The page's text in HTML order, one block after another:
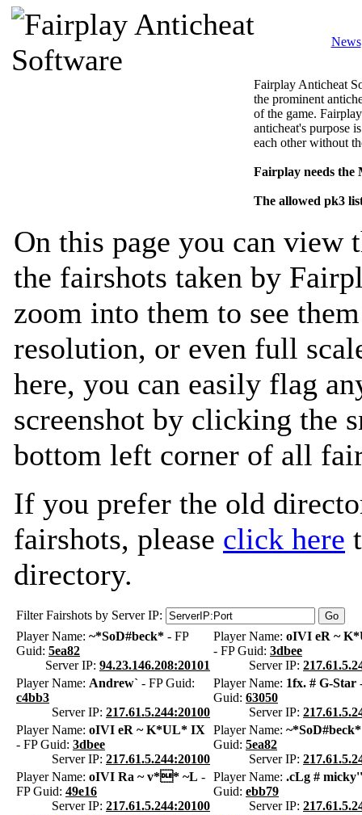
News
Fairplay Anticheat
the prominent
of the game.
anticheat's purpose
each other without
Fairplay needs
The allowed pk3
On this page you can view
the fairshots taken by
zoom into them to see
resolution, or even full
here, you can easily flag
screenshot by clicking the
bottom left corner of all
If you prefer the old
fairshots, please click here
directory.
Filter Fairshots by Server IP:
Player Name: ~*SoD#beck* - FP
Guid: 5ea82
Server IP: 94.23.146.208:20101
Player Name: oIVI eR ~
- FP Guid: 3dbee
Server IP:
Player Name: Andrew` - FP Guid:
c4bb3
Server IP: 217.61.5.244:20100
Player Name: 1fx. # G-Star
Guid: 63050
Server IP:
Player Name: oIVI eR ~ K*UL* IX
- FP Guid: 3dbee
Server IP: 217.61.5.244:20100
Player Name: ~*SoD#beck*
Guid: 5ea82
Server IP:
Player Name: oIVI Ra ~ v** ~L -
FP Guid: 49e16
Server IP: 217.61.5.244:20100
Player Name: .cLg # micky''
Guid: ebb79
Server IP: